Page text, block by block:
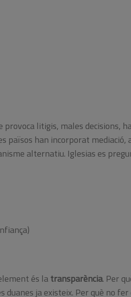
provoca litigis, males
països han incorporat
alternatiu. Iglesias es
és latransparència. Per
duanes ja existeix. Per què no